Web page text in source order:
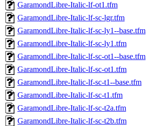
GaramondLibre-Italic-lf-ot1.tfm
GaramondLibre-Italic-lf-sc-lgr.tfm
GaramondLibre-Italic-lf-sc-ly1--base.tfm
GaramondLibre-Italic-lf-sc-ly1.tfm
GaramondLibre-Italic-lf-sc-ot1--base.tfm
GaramondLibre-Italic-lf-sc-ot1.tfm
GaramondLibre-Italic-lf-sc-t1--base.tfm
GaramondLibre-Italic-lf-sc-t1.tfm
GaramondLibre-Italic-lf-sc-t2a.tfm
GaramondLibre-Italic-lf-sc-t2b.tfm